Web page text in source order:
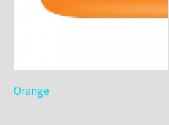
Orange